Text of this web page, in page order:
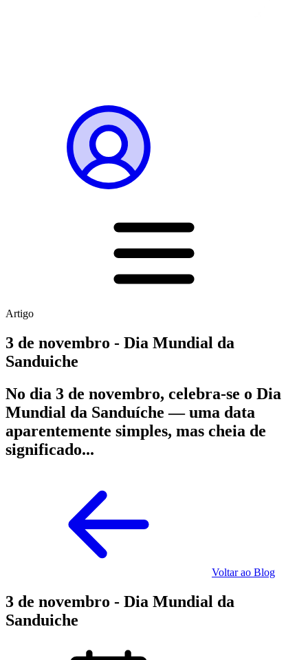
Artigo
3 de novembro - Dia Mundial da
Sanduiche
No dia 3 de novembro, celebra-se o Dia
Mundial da Sanduíche — uma data
aparentemente simples, mas cheia de
significado...
Voltar ao Blog
3 de novembro - Dia Mundial da
Sanduiche